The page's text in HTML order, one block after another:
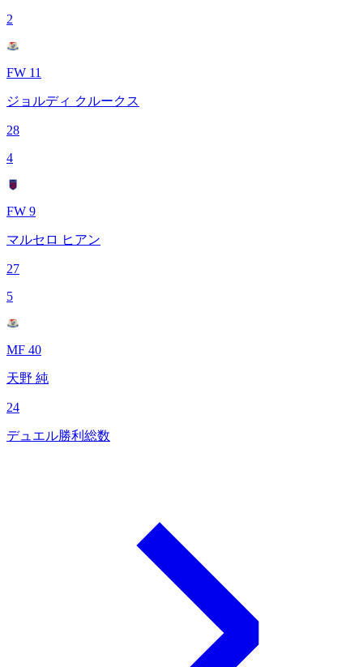
2
FW 11
ジョルディ クルークス
28
4
FW 9
マルセロ ヒアン
27
5
MF 40
天野 純
24
デュエル勝利総数